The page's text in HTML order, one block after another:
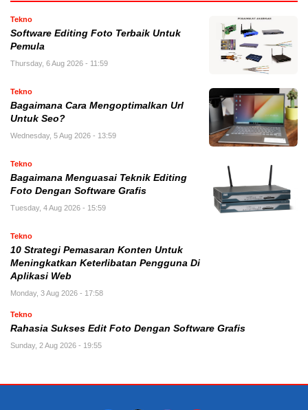
Tekno
Software Editing Foto Terbaik Untuk
Pemula
Thursday, 6 Aug 2026 - 11:59
Tekno
Bagaimana Cara Mengoptimalkan Url
Untuk Seo?
Wednesday, 5 Aug 2026 - 13:59
Tekno
Bagaimana Menguasai Teknik Editing
Foto Dengan Software Grafis
Tuesday, 4 Aug 2026 - 15:59
Tekno
10 Strategi Pemasaran Konten Untuk
Meningkatkan Keterlibatan Pengguna Di
Aplikasi Web
Monday, 3 Aug 2026 - 17:58
Tekno
Rahasia Sukses Edit Foto Dengan Software Grafis
Sunday, 2 Aug 2026 - 19:55